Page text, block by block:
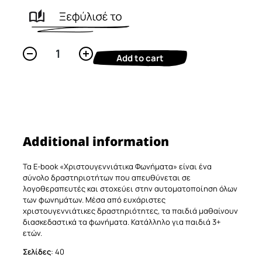
Χριστουγεννιάτικα
Φωνήματα
Add to cart
Additional information
Τα E-book «Χριστουγεννιάτικα Φωνήματα» είναι ένα
σύνολο δραστηριοτήτων που απευθύνεται σε
λογοθεραπευτές και στοχεύει στην αυτοματοποίηση όλων
των φωνημάτων. Μέσα από ευχάριστες
χριστουγεννιάτικες δραστηριότητες, τα παιδιά μαθαίνουν
διασκεδαστικά τα φωνήματα. Κατάλληλο για παιδιά 3+
ετών.
Σελίδες: 40